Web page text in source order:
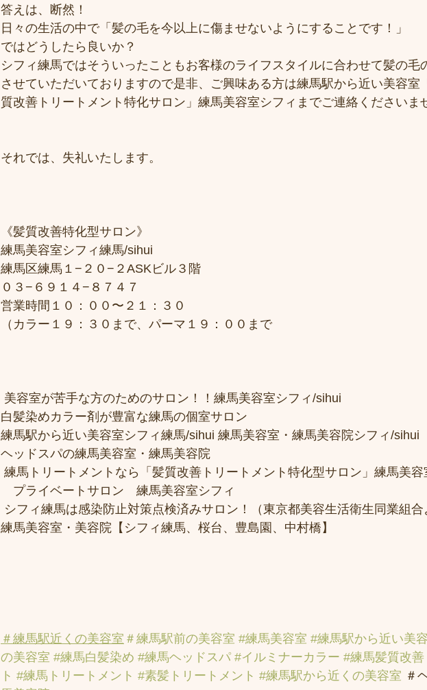
答えは、断然！
日々の生活の中で「髪の毛を今以上に傷ませないようにすることです！」
ではどうしたら良いか？
シフィ練馬ではそういったこともお客様のライフスタイルに合わせて髪の毛
させていただいておりますので是非、ご興味ある方は練馬駅から近い美容室
質改善トリートメント特化サロン」練馬美容室シフィまでご連絡くださいま
それでは、失礼いたします。
《髪質改善特化型サロン》
練馬美容室シフィ練馬/sihui
練馬区練馬１−２０−２ASKビル３階
０３−６９１４−８７４７
営業時間１０：００〜２１：３０
（カラー１９：３０まで、パーマ１９：００まで
美容室が苦手な方のためのサロン！！練馬美容室シフィ/sihui
白髪染めカラー剤が豊富な練馬の個室サロン
練馬駅から近い美容室シフィ練馬/sihui 練馬美容室・練馬美容院シフィ/sihui
ヘッドスパの練馬美容室・練馬美容院
練馬トリートメントなら「髪質改善トリートメント特化型サロン」練馬美容
プライベートサロン　練馬美容室シフィ
シフィ練馬は感染防止対策点検済みサロン！（東京都美容生活衛生同業組合
練馬美容室・美容院【シフィ練馬、桜台、豊島園、中村橋】
＃練馬駅近くの美容室 ＃練馬駅前の美容室 #練馬美容室 #練馬駅から近い美
の美容室 #練馬白髪染め #練馬ヘッドスパ #イルミナーカラー #練馬髪質改
ト #練馬トリートメント #素髪トリートメント #練馬駅から近くの美容室 ＃